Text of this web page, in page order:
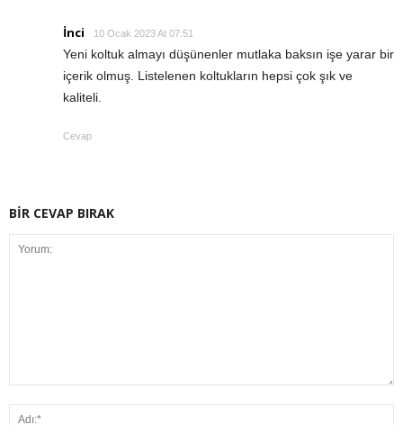
İnci 10 Ocak 2023 At 07:51
Yeni koltuk almayı düşünenler mutlaka baksın işe yarar bir
içerik olmuş. Listelenen koltukların hepsi çok şık ve
kaliteli.
Cevap
BİR CEVAP BIRAK